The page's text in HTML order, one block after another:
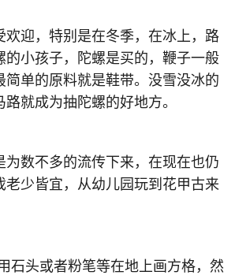
欢迎，特别是在冬季，在冰上，路
的小孩子，陀螺是买的，鞭子一般
简单的原料就是鞋带。没雪没冰的
就成为抽陀螺的好地方。
为数不多的流传下来，在现在也仍
老少皆宜，从幼儿园玩到花甲古来
石头或者粉笔等在地上画方格，然